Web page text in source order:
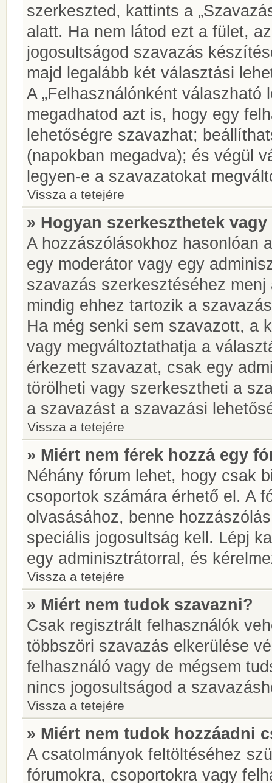
szerkeszted, kattints a
alatt. Ha nem látod ezt a fület,
jogosultságod szavazás
majd legalább két választási
A „Felhasználónként válaszható
megadhatod azt is, hogy egy
lehetőségre szavazhat;
(napokban megadva); és végül
legyen-e a szavazatokat
Vissza a tetejére
» Hogyan szerkeszthetek
A hozzászólásokhoz hasonlóan
egy moderátor vagy egy
szavazás szerkesztéséhez
mindig ehhez tartozik a
Ha még senki sem szavazott, a
vagy megváltoztathatja a
érkezett szavazat, csak egy
törölheti vagy szerkesztheti a
a szavazást a szavazási
Vissza a tetejére
» Miért nem férek hozzá egy
Néhány fórum lehet, hogy csak
csoportok számára érhető el. A
olvasásához, benne
speciális jogosultság kell. Lépj
egy adminisztrátorral, és
Vissza a tetejére
» Miért nem tudok szavazni?
Csak regisztrált felhasználók
többszöri szavazás elkerülése
felhasználó vagy de mégsem
nincs jogosultságod a
Vissza a tetejére
» Miért nem tudok hozzáadni
A csatolmányok feltöltéséhez
fórumokra, csoportokra vagy